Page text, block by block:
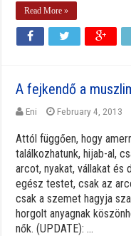
Read More »
A fejkendő a
Eni February 4, 2013
Attól függően, hogy
találkozhatunk, hijab-al,
arcot, nyakat, vállakat
egész testet, csak az
csak a szemet hagyja
horgolt anyagnak
nők. (UPDATE): ...